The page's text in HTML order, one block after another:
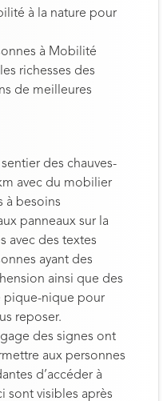
à la nature pour
à Mobilité
richesses des
de meilleures
des chauves-
avec du mobilier
à besoins
panneaux sur la
avec des textes
ayant des
ainsi que des
pique-nique pour
reposer.
des signes ont
aux personnes
d’accéder à
sont visibles après